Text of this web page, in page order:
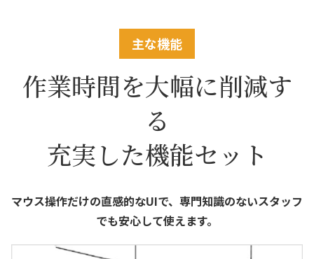
主な機能
作業時間を大幅に削減す
る
充実した機能セット
マウス操作だけの直感的なUIで、専門知識のないスタッフ
でも安心して使えます。